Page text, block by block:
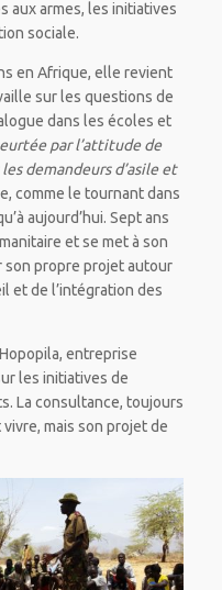
aux armes, les initiatives
sociale.
en Afrique, elle revient
sur les questions de
dans les écoles et
par l’attitude de
demandeurs d’asile et
comme le tournant dans
aujourd’hui. Sept ans
et se met à son
propre projet autour
et de l’intégration des
entreprise
les initiatives de
La consultance, toujours
mais son projet de